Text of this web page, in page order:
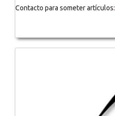
Contacto para someter artículos: